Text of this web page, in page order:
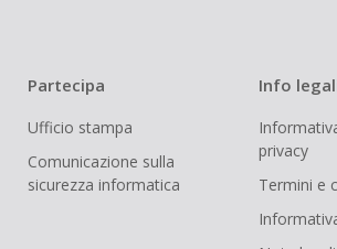
Partecipa
Ufficio stampa
Comunicazione sulla
sicurezza informatica
Info
privacy
Termini e